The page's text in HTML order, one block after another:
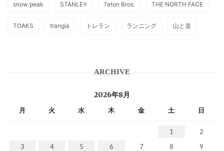
snow peak STANLEY Teton Bros. THE NORTH FACE
TOAKS trangia トレラン ランニング 山と道
ARCHIVE
2026年8月
月 火 水 木 金 土 日
1
2
3
4 5 6 7 8 9